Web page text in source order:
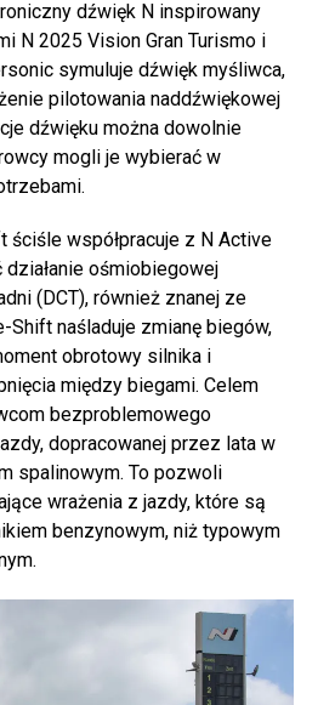
dźwięk N inspirowany
N 2025 Vision Gran Turismo i
symuluje dźwięk myśliwca,
pilotowania naddźwiękowej
dźwięku można dowolnie
mogli je wybierać w
współpracuje z N Active
ośmiobiegowej
(DCT), również znanej ze
Shift naśladuje zmianę biegów,
obrotowy silnika i
między biegami. Celem
bezproblemowego
dopracowanej przez lata w
spalinowym. To pozwoli
wrażenia z jazdy, które są
benzynowym, niż typowym